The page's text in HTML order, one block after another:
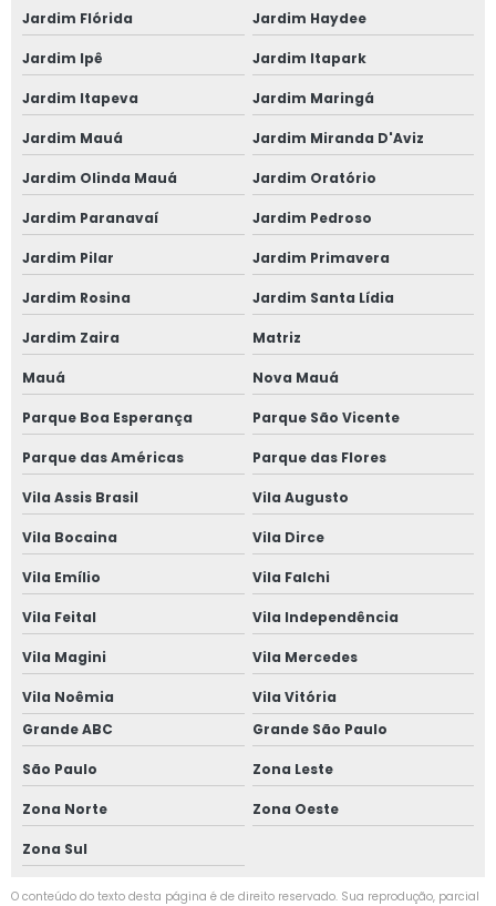
onde tem
medicina do
trabalho Cursino
clínicas de
exame
admissional
Republica
telefone de
clínica para
exame
admissional
Água Rasa
do trabalho
clínica para
exame
admissional Sé
clínica médica
clínica de
segurança do
Paulo
clínica de exame
Jardim Flórida Jardim Haydee
Jardim Ipê Jardim Itapark
Jardim Itapeva Jardim Maringá
Jardim Mauá Jardim Miranda D'Aviz
Jardim Olinda Mauá Jardim Oratório
Jardim Paranavaí Jardim Pedroso
Jardim Pilar Jardim Primavera
Jardim Rosina Jardim Santa Lídia
Jardim Zaira Matriz
Mauá Nova Mauá
Parque Boa Esperança Parque São Vicente
Parque das Américas Parque das Flores
Vila Assis Brasil Vila Augusto
Vila Bocaina Vila Dirce
Vila Emílio Vila Falchi
Vila Feital Vila Independência
Vila Magini Vila Mercedes
Vila Noêmia
Vila Vitória
Grande ABC
Grande São Paulo
São Paulo Zona Leste
Zona Norte Zona Oeste
Zona Sul
O conteúdo do texto desta página é de direito reservado. Sua reprodução, parcial